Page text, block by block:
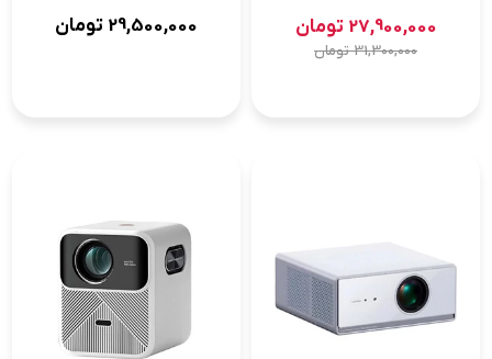
27,900,000 تومان
31,300,000تومان
29,500,000 تومان